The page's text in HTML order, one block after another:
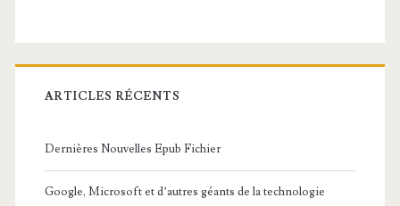
ARTICLES RÉCENTS
Dernières Nouvelles Epub Fichier
Google, Microsoft et d’autres géants de la technologie